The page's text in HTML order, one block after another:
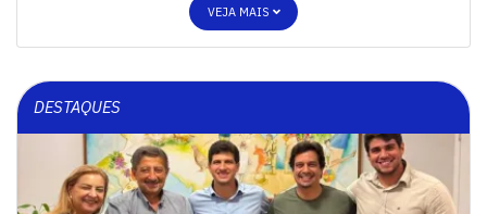
VEJA MAIS
DESTAQUES